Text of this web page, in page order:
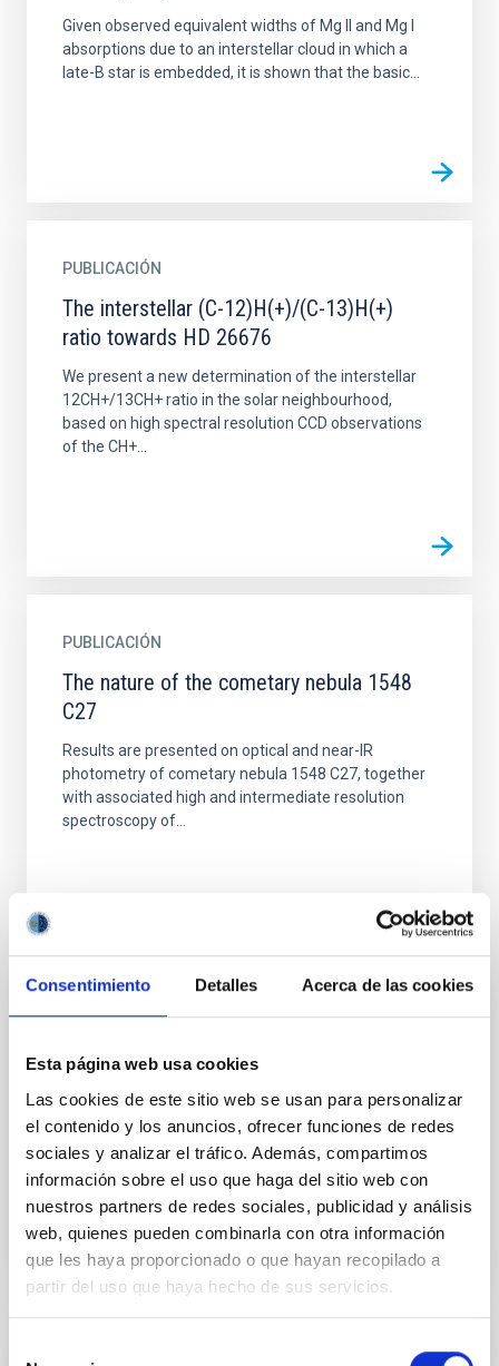
Consentimiento Detalles Acerca de las cookies
Esta página web usa cookies
Las cookies de este sitio web se usan para personalizar
el contenido y los anuncios, ofrecer funciones de redes
sociales y analizar el tráfico. Además, compartimos
información sobre el uso que haga del sitio web con
nuestros partners de redes sociales, publicidad y análisis
web, quienes pueden combinarla con otra información
que les haya proporcionado o que hayan recopilado a
partir del uso que haya hecho de sus servicios.
Given observed equivalent widths of Mg II and Mg I
absorptions due to an interstellar cloud in which a
late-B star is embedded, it is shown that the basic...
PUBLICACIÓN
The interstellar (C-12)H(+)/(C-13)H(+)
ratio towards HD 26676
We present a new determination of the interstellar
12CH+/13CH+ ratio in the solar neighbourhood,
based on high spectral resolution CCD observations
of the CH+...
PUBLICACIÓN
The nature of the cometary nebula 1548
C27
Results are presented on optical and near-IR
photometry of cometary nebula 1548 C27, together
with associated high and intermediate resolution
spectroscopy of...
PUBLICACIÓN
The reflection nebula around HD 26676
The gaseous component of the reflection nebula
surrounding HD 26676 is investigated by comparing
foreground star HD...
PUBLICACIÓN